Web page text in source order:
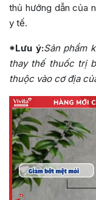
thủ hướng dẫn của
y tế.
*Lưu ý:Sản phẩm
thay thế thuốc trị
thuộc vào cơ địa